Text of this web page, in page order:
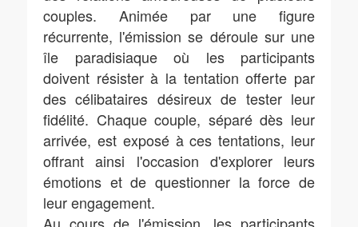
couples. Animée par une figure
récurrente, l'émission se déroule sur une
île paradisiaque où les participants
doivent résister à la tentation offerte par
des célibataires désireux de tester leur
fidélité. Chaque couple, séparé dès leur
arrivée, est exposé à ces tentations, leur
offrant ainsi l'occasion d'explorer leurs
émotions et de questionner la force de
leur engagement.